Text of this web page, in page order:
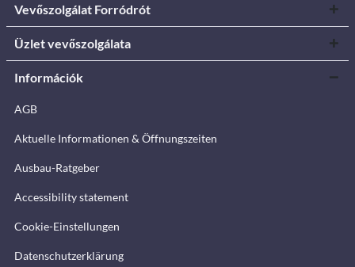
Vevőszolgálat Forródrót
Üzlet vevőszolgálata
Információk
AGB
Aktuelle Informationen & Öffnungszeiten
Ausbau-Ratgeber
Accessibility statement
Cookie-Einstellungen
Datenschutzerklärung